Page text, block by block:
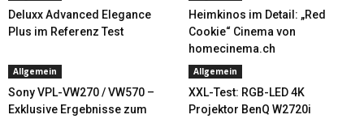
Deluxx Advanced Elegance
Plus im Referenz Test
Heimkinos im Detail: „Red
Cookie“ Cinema von
homecinema.ch
Allgemein
Sony VPL-VW270 / VW570 –
Exklusive Ergebnisse zum
Allgemein
XXL-Test: RGB-LED 4K
Projektor BenQ W2720i